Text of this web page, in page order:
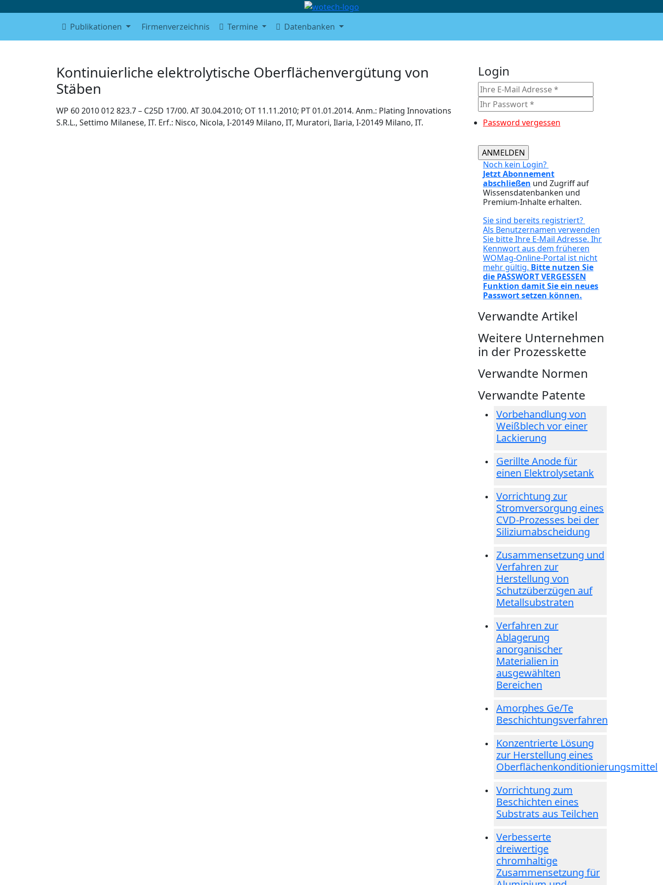
Publikationen Firmenverzeichnis Termine Datenbanken
Kontinuierliche elektrolytische Oberflächenvergütung von
Stäben
WP 60 2010 012 823.7 – C25D 17/00. AT 30.04.2010; OT 11.11.2010; PT 01.01.2014. Anm.: Plating Innovations
S.R.L., Settimo Milanese, IT. Erf.: Nisco, Nicola, I-20149 Milano, IT, Muratori, Ilaria, I-20149 Milano, IT.
Login
Password vergessen
Noch kein Login?
Jetzt Abonnement
abschließen
Wissensdatenbanken und
Premium-Inhalte erhalten.
Sie sind bereits registriert?
Als Benutzernamen verwenden
Sie bitte Ihre E-Mail Adresse. Ihr
Kennwort aus dem früheren
WOMag-Online-Portal ist nicht
mehr gültig. Bitte nutzen Sie
die PASSWORT VERGESSEN
Funktion damit Sie ein neues
Passwort setzen können.
Verwandte Artikel
Weitere Unternehmen
in der Prozesskette
Verwandte Normen
Verwandte Patente
Vorbehandlung von
Weißblech vor einer
Lackierung
Gerillte Anode für
einen Elektrolysetank
Vorrichtung zur
Stromversorgung eines
CVD-Prozesses bei der
Siliziumabscheidung
Zusammensetzung und
Verfahren zur
Herstellung von
Schutzüberzügen auf
Metallsubstraten
Verfahren zur
Ablagerung
anorganischer
Materialien in
ausgewählten
Bereichen
Amorphes Ge/Te
Beschichtungsverfahren
Konzentrierte Lösung
zur Herstellung eines
Oberflächenkonditionierungsmittel
Vorrichtung zum
Beschichten eines
Substrats aus Teilchen
Verbesserte
dreiwertige
chromhaltige
Zusammensetzung für